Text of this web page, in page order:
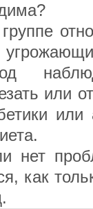
или
или
нет
как